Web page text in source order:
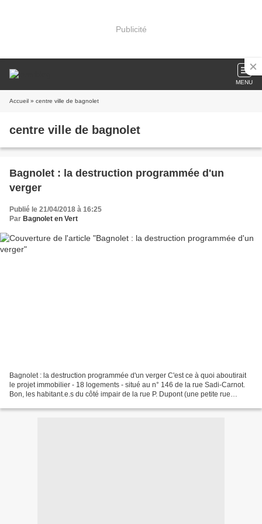
Publicité
MENU
Accueil » centre ville de bagnolet
centre ville de bagnolet
Bagnolet : la destruction programmée d'un
verger
Publié le 21/04/2018 à 16:25
Par Bagnolet en Vert
Bagnolet : la destruction programmée d'un verger C'est ce à quoi aboutirait
le projet immobilier - 18 logements - situé au n° 146 de la rue Sadi-Carnot.
Bon, les habitant.e.s du côté impair de la rue P. Dupont (une petite rue